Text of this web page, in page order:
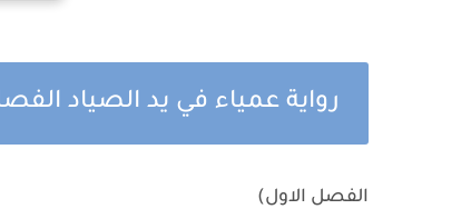
رواية عمياء في يد الصياد
الفصل الاول)